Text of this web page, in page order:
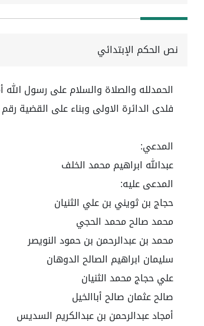
نص الحكم الإبتدائي
الحمدلله والصلاة والسلام على رسول الله
فلدى الدائرة الاولى وبناء على القضية رقم 439560136 لعام 1443 ه
المدعي:
عبدالله ابراهيم محمد الخلف
المدعى عليه:
حجاج بن ثويني بن علي الثنيان
محمد صالح محمد الحجي
محمد بن عبدالرحمن بن حمود النويصر
سليمان ابراهيم الصالح الدوهان
علي حجاج محمد الثنيان
صالح عثمان صالح أباالخيل
أمجاد عبدالرحمن بن عبدالكريم السديس